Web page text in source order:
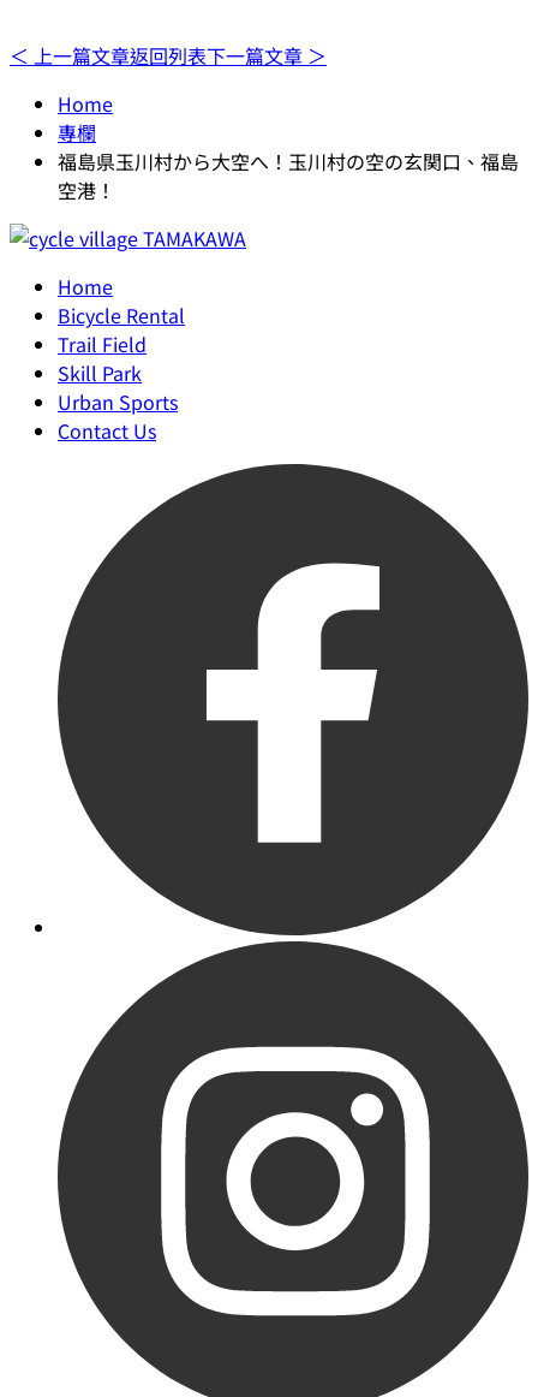
＜ 上一篇文章返回列表下一篇文章 ＞
Home
專欄
福島県玉川村から大空へ！玉川村の空の玄関口、福島
空港！
Home
Bicycle Rental
Trail Field
Skill Park
Urban Sports
Contact Us